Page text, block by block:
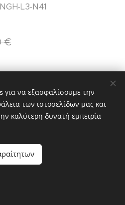
L3-N41
€
partstv.gr
για να εξασφαλίσουμε την
των ιστοσελίδων μας και
καλύτερη δυνατή εμπειρία